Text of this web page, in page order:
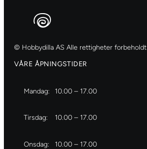
© Hobbydilla AS Alle rettigheter forbeholdt
VÅRE ÅPNINGSTIDER
Mandag: 10.00 – 17.00
Tirsdag: 10.00 – 17.00
Onsdag: 10.00 – 17.00